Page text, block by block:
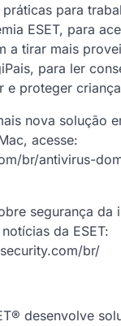
para
ESET, para
a tirar mais
para ler
e proteger
nova solução
acesse:
br/antivirus-
segurança da
da ESET:
br/
desenvolve